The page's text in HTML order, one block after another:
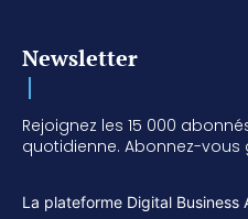
Newsletter
Rejoignez les 15 000
quotidienne. Abonnez-
La plateforme Digital